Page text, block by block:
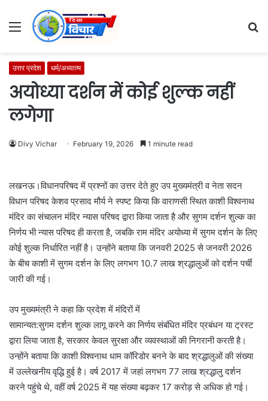
Menu
उत्तर प्रदेश धर्म/अध्यात्म
अयोध्या दर्शन में कोई शुल्क नहीं
लगेगा
Divy Vichar February 19, 2026 1 minute read
लखनऊ।विधानपरिषद में प्रश्नों का उत्तर देते हुए उप मुख्यमंत्री व नेता सदन
विधान परिषद केशव प्रसाद मौर्य ने स्पष्ट किया कि वाराणसी स्थित काशी विश्वनाथ
मंदिर का संचालन मंदिर न्यास परिषद द्वारा किया जाता है और सुगम दर्शन शुल्क का
निर्णय भी न्यास परिषद ही करता है, जबकि राम मंदिर अयोध्या में सुगम दर्शन के लिए
कोई शुल्क निर्धारित नहीं है। उन्होंने बताया कि जनवरी 2025 से जनवरी 2026
के बीच काशी में सुगम दर्शन के लिए लगभग 10.7 लाख श्रद्धालुओं को दर्शन पर्ची
जारी की गई।
उप मुख्यमंत्री ने कहा कि प्रदेश में मंदिरों में
सामान्यत:सुगम दर्शन शुल्क लागू करने का निर्णय संबंधित मंदिर प्रबंधन या ट्रस्ट
द्वारा लिया जाता है, सरकार केवल सुरक्षा और व्यवस्थाओं की निगरानी करती है।
उन्होंने बताया कि काशी विश्वनाथ धाम कॉरिडोर बनने के बाद श्रद्धालुओं की संख्या
में उल्लेखनीय वृद्धि हुई है। वर्ष 2017 में जहां लगभग 77 लाख श्रद्धालु दर्शन
करने पहुंचे थे, वहीं वर्ष 2025 में यह संख्या बढ़कर 17 करोड़ से अधिक हो गई।